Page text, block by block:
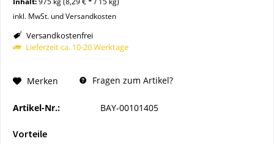
inkl. MwSt. und Versandkosten
Versandkostenfrei
Lieferzeit ca. 10-20 Werktage
Merken Fragen zum Artikel?
Artikel-Nr.: BAY-00101405
Vorteile